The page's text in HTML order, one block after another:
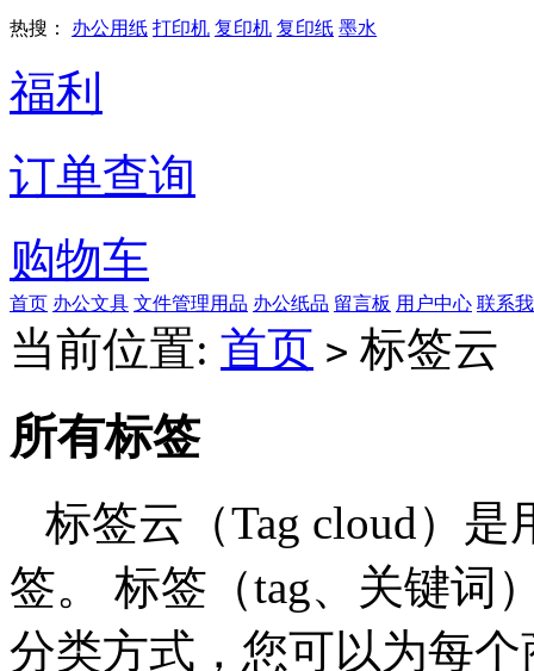
热搜： 办公用纸 打印机 复印机 复印纸 墨水
福利
订单查询
购物车
首页 办公文具 文件管理用品 办公纸品 留言板 用户中心 联系
当前位置: 首页 > 标签云
所有标签
标签云（Tag cloud）
签。 标签（tag、关键词
分类方式，您可以为每